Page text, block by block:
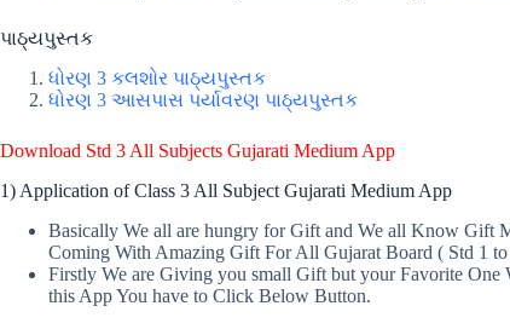
પાઠ્યપુસ્તક
ધોરણ 3 કલશોર પાઠ્યપુસ્તક
ધોરણ 3 આસપાસ પર્યાવરણ પાઠ્યપુસ્તક
Download Std 3 All Subjects Gujarati Medium App
1) Application of Class 3 All Subject Gujarati Medium App
Basically We all are hungry for Gift and We all Know Gift
Coming With Amazing Gift For All Gujarat Board ( Std 1
Firstly We are Giving you small Gift but your Favorite
this App You have to Click Below Button.